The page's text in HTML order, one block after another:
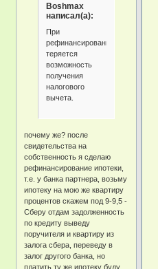
Boshmax
написал(а):
При
рефинансирования
теряется
возможность
получения
налогового
вычета.
почему же? после
свидетельства на
собственность я сделаю
рефинансирование ипотеки,
т.е. у банка партнера, возьму
ипотеку на мою же квартиру
процентов скажем под 9-9,5 -
Сберу отдам задолженность
по кредиту выведу
поручителя и квартиру из
залога сбера, переведу в
залог другого банка, но
платить ту же ипотеку буду